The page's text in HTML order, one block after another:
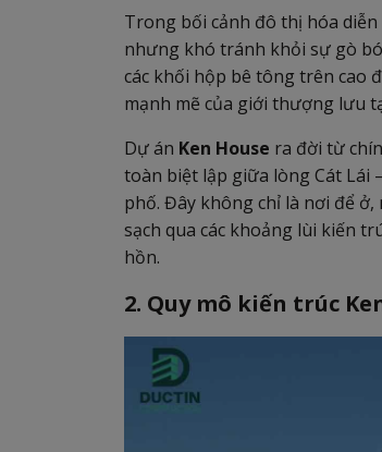
Trong bối cảnh đô thị hóa
nhưng khó tránh khỏi sự gò
các khối hộp bê tông trên cao
mạnh mẽ của giới thượng lưu
Dự án Ken House ra đời từ
toàn biệt lập giữa lòng Cát Lái
phố. Đây không chỉ là nơi để
sạch qua các khoảng lùi kiến
hồn.
2. Quy mô kiến trúc